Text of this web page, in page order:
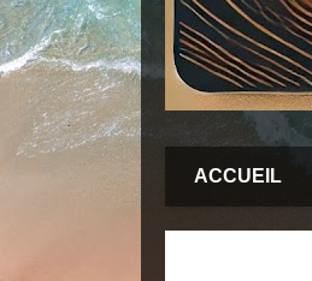
ACCUEIL